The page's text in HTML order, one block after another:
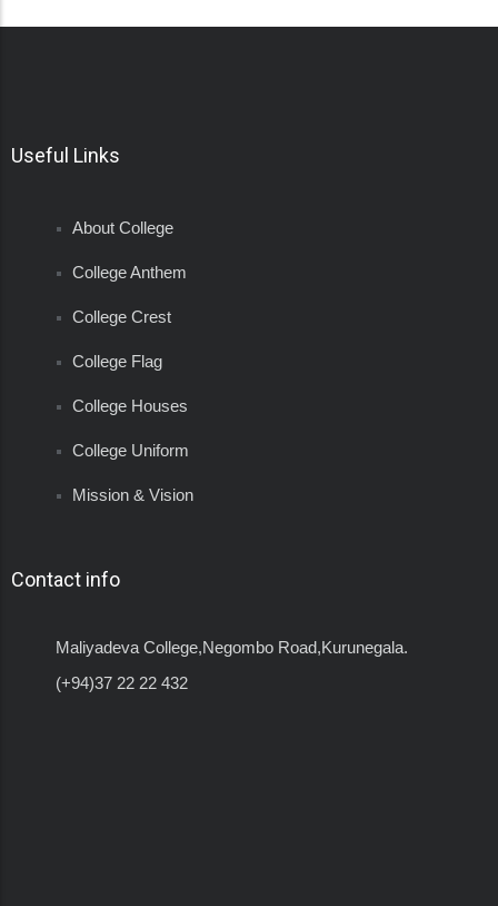
Useful Links
About College
College Anthem
College Crest
College Flag
College Houses
College Uniform
Mission & Vision
Contact info
Maliyadeva College,Negombo Road,Kurunegala.
(+94)37 22 22 432